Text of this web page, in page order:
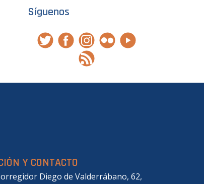
Síguenos
Y CONTACTO
Diego de Valderrábano, 62,